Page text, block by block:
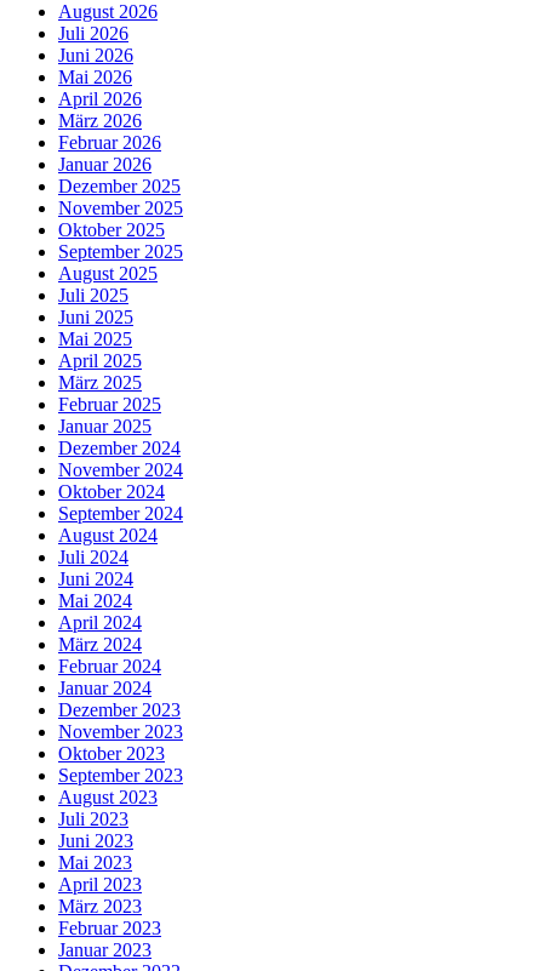
August 2026
Juli 2026
Juni 2026
Mai 2026
April 2026
März 2026
Februar 2026
Januar 2026
Dezember 2025
November 2025
Oktober 2025
September 2025
August 2025
Juli 2025
Juni 2025
Mai 2025
April 2025
März 2025
Februar 2025
Januar 2025
Dezember 2024
November 2024
Oktober 2024
September 2024
August 2024
Juli 2024
Juni 2024
Mai 2024
April 2024
März 2024
Februar 2024
Januar 2024
Dezember 2023
November 2023
Oktober 2023
September 2023
August 2023
Juli 2023
Juni 2023
Mai 2023
April 2023
März 2023
Februar 2023
Januar 2023